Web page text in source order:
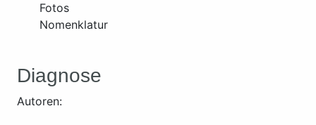
Fotos
Nomenklatur
Diagnose
Autoren: